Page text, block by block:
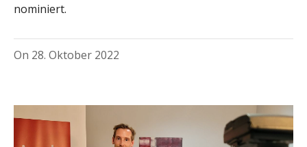
nominiert.
On 28. Oktober 2022